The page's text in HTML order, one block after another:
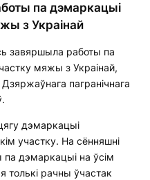
па дэмаркацыі
з Украінай
завяршыла работы па
мяжы з Украінай,
пагранічнага
дэмаркацыі
участку. На сённяшні
дэмаркацыі на ўсім
толькі рачны ўчастак